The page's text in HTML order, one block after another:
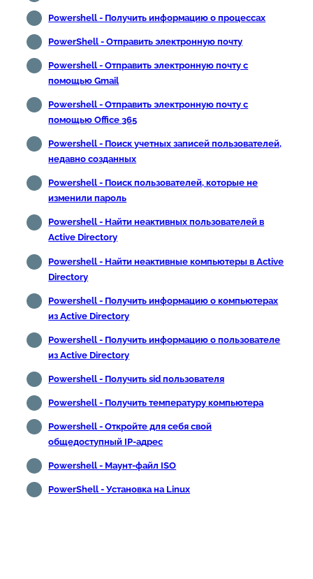
Powershell - Получить информацию о процессах
PowerShell - Отправить электронную почту
Powershell - Отправить электронную почту с
помощью Gmail
Powershell - Отправить электронную почту с
помощью Office 365
Powershell - Поиск учетных записей пользователей,
недавно созданных
Powershell - Поиск пользователей, которые не
изменили пароль
Powershell - Найти неактивных пользователей в
Active Directory
Powershell - Найти неактивные компьютеры в Active
Directory
Powershell - Получить информацию о компьютерах
из Active Directory
Powershell - Получить информацию о пользователе
из Active Directory
Powershell - Получить sid пользователя
Powershell - Получить температуру компьютера
Powershell - Откройте для себя свой
общедоступный IP-адрес
Powershell - Маунт-файл ISO
PowerShell - Установка на Linux